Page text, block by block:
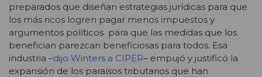
preparados que diseñan estrategias jurídicas para que
los más ricos logren pagar menos impuestos y
argumentos políticos para que las medidas que los
benefician parezcan beneficiosas para todos. Esa
industria –dijo Winters a CIPER– empujó y justificó la
expansión de los paraísos tributarios que han